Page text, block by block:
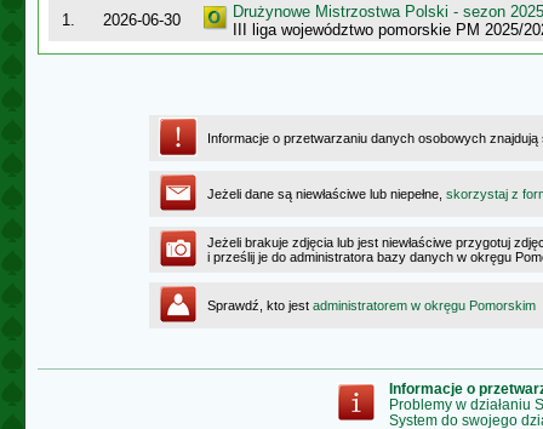
1.
2026-06-30
Drużynowe Mistrzostwa Polski - sezon
III liga województwo pomorskie PM 2025/
Informacje o przetwarzaniu danych osobowych
Jeżeli dane są niewłaściwe lub niepełne, skorzystaj z
Jeżeli brakuje zdjęcia lub jest niewłaściwe przygotuj
i prześlij je do administratora bazy danych w okręgu
Sprawdź, kto jest administratorem w okręgu Pomorskim
Informacje o
Problemy w działaniu
System do swojego